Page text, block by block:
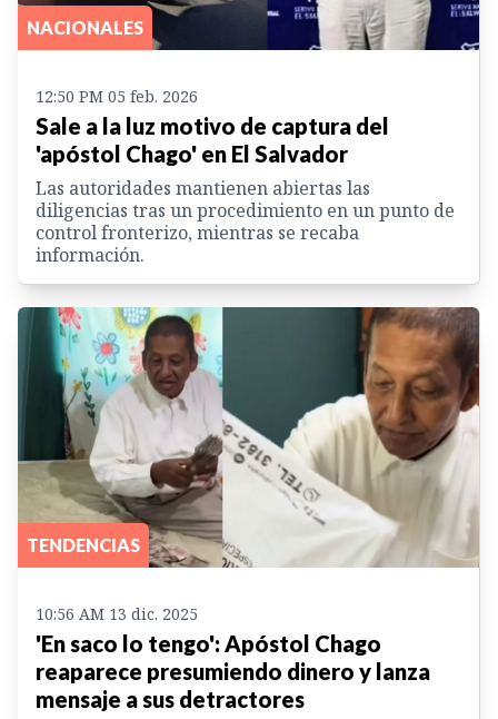
NACIONALES
12:50 PM 05 feb. 2026
Sale a la luz motivo de captura del
'apóstol Chago' en El Salvador
Las autoridades mantienen abiertas las
diligencias tras un procedimiento en un punto de
control fronterizo, mientras se recaba
información.
TENDENCIAS
10:56 AM 13 dic. 2025
'En saco lo tengo': Apóstol Chago
reaparece presumiendo dinero y lanza
mensaje a sus detractores